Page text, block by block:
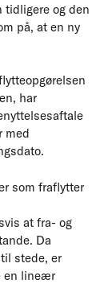
tidligere og den
på, at en ny
har
med
som fraflytter
at fra- og
Da
stede, er
en lineær